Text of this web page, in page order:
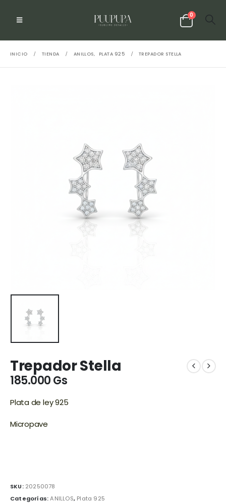
0
INICIO TIENDA ANILLOS, PLATA 925 TREPADOR STELLA
Trepador Stella
185.000Gs
Plata de ley 925
Micropave
SKU: 20250078
Categorías:ANILLOS, Plata 925